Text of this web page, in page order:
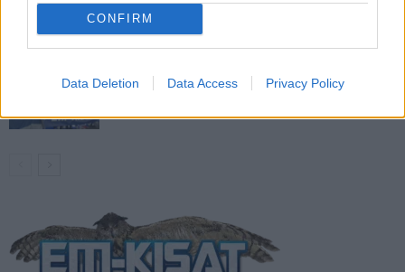
CONFIRM
Data Deletion Data Access Privacy Policy
näin katsot ottelun
Jalkapallon U21 EM-kisat 2025 – tässä